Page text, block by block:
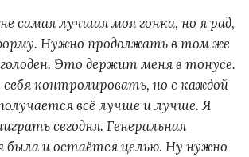
самая лучшая моя гонка, но я рад,
Нужно продолжать в том же
голоден. Это держит меня в тонусе.
контролировать, но с каждой
всё лучше и лучше. Я
сегодня. Генеральная
была и остаётся целью. Ну нужно